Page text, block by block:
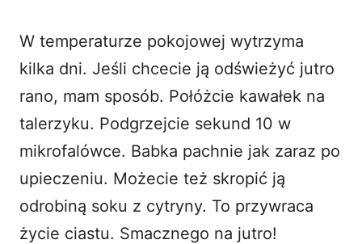
W temperaturze pokojowej wytrzyma
kilka dni. Jeśli chcecie ją odświeżyć jutro
rano, mam sposób. Połóżcie kawałek na
talerzyku. Podgrzejcie sekund 10 w
mikrofalówce. Babka pachnie jak zaraz po
upieczeniu. Możecie też skropić ją
odrobiną soku z cytryny. To przywraca
życie ciastu. Smacznego na jutro!